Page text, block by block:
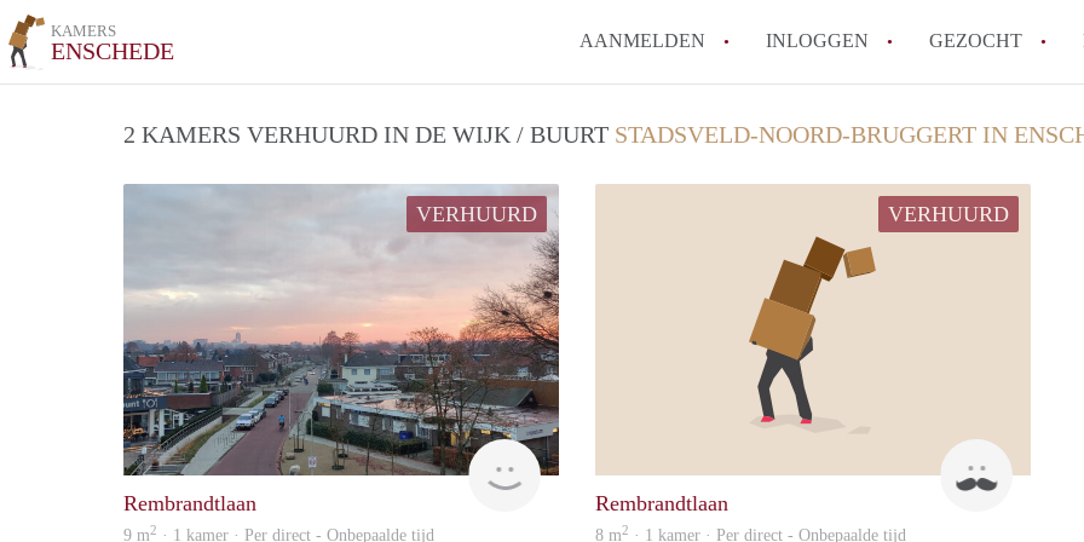
KAMERS
ENSCHEDE AANMELDEN INLOGGEN GEZOCHT
How to translate
Wat is de privacyverklaring
Berekent KamersEnschede
Is KamersEnschede
2 KAMERS VERHUURD IN DE WIJK / BUURT STADSVELD-NOORD-BRUGGERT IN
VERHUURD
Huize
Rembrandtlaan
9 m2 · 1 kamer · Per direct - Onbepaalde tijd
VERHUURD
Rembrandtlaan
8 m2 · 1 kamer · Per direct - Onbepaalde tijd